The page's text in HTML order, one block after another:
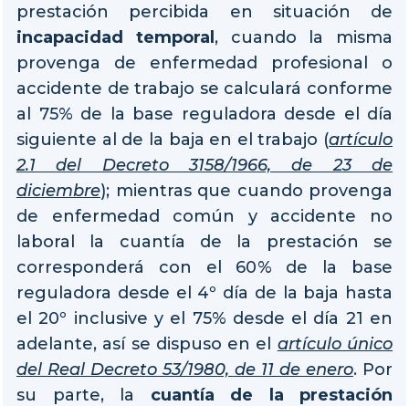
prestación percibida en situación de
incapacidad temporal , cuando la misma
provenga de enfermedad profesional o
accidente de trabajo se calculará conforme
al 75% de la base reguladora desde el día
siguiente al de la baja en el trabajo (artículo
2.1 del Decreto 3158/1966, de 23 de
diciembre); mientras que cuando provenga
de enfermedad común y accidente no
laboral la cuantía de la prestación se
corresponderá con el 60% de la base
reguladora desde el 4º día de la baja hasta
el 20º inclusive y el 75% desde el día 21 en
adelante, así se dispuso en el artículo único
del Real Decreto 53/1980, de 11 de enero. Por
su parte, la cuantía de la prestación